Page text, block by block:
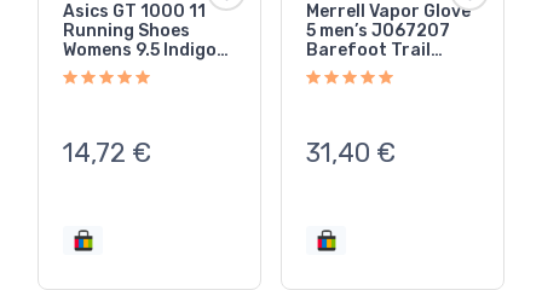
Asics GT 1000 11
Running Shoes
Womens 9.5 Indigo
Blue Sky 1012B197
Sneaker
14,72 €
Merrell Vapor Glove
5 men’s J067207
Barefoot Trail
Minimalist Outdoor
Sneaker 11
31,40 €